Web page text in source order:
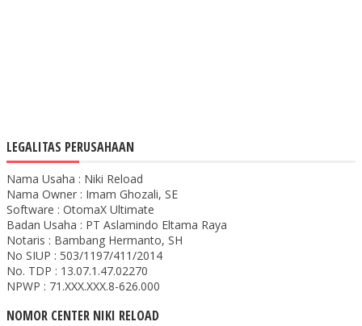
LEGALITAS PERUSAHAAN
Nama Usaha : Niki Reload
Nama Owner : Imam Ghozali, SE
Software : OtomaX Ultimate
Badan Usaha : PT Aslamindo Eltama Raya
Notaris : Bambang Hermanto, SH
No SIUP : 503/1197/411/2014
No. TDP : 13.07.1.47.02270
NPWP : 71.XXX.XXX.8-626.000
NOMOR CENTER NIKI RELOAD